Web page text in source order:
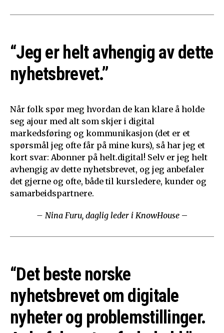
“Jeg er helt avhengig av dette
nyhetsbrevet.”
Når folk spør meg hvordan de kan klare å holde
seg ajour med alt som skjer i digital
markedsføring og kommunikasjon (det er et
spørsmål jeg ofte får på mine kurs), så har jeg et
kort svar: Abonner på helt.digital! Selv er jeg helt
avhengig av dette nyhetsbrevet, og jeg anbefaler
det gjerne og ofte, både til kursledere, kunder og
samarbeidspartnere.
– Nina Furu, daglig leder i KnowHouse –
“Det beste norske
nyhetsbrevet om digitale
nyheter og problemstillinger.